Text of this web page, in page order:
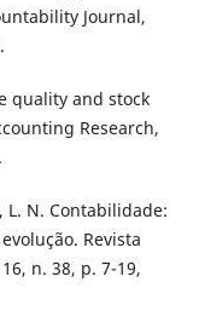
Journal,
quality and stock
Research,
L. N. Contabilidade:
Revista
n. 38, p. 7-19,